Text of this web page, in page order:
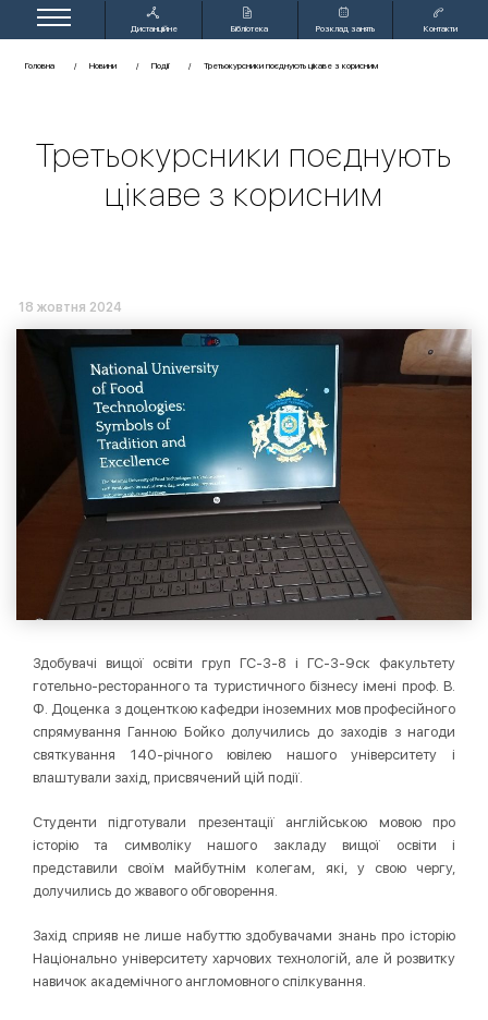
Дистанційне
Бібліотека Розклад занять Контакти
Головна Новини Події Третьокурсники поєднують цікаве з корисним
Третьокурсники поєднують
цікаве з корисним
18 жовтня 2024
Здобувачі вищої освіти груп ГС-3-8 і ГС-3-9ск факультету
готельно-ресторанного та туристичного бізнесу імені проф. В.
Ф. Доценка з доценткою кафедри іноземних мов професійного
спрямування Ганною Бойко долучились до заходів з нагоди
святкування 140-річного ювілею нашого університету і
влаштували захід, присвячений цій події.
Студенти підготували презентації англійською мовою про
історію та символіку нашого закладу вищої освіти і
представили своїм майбутнім колегам, які, у свою чергу,
долучились до жвавого обговорення.
Захід сприяв не лише набуттю здобувачами знань про історію
Національно університету харчових технологій, але й розвитку
навичок академічного англомовного спілкування.